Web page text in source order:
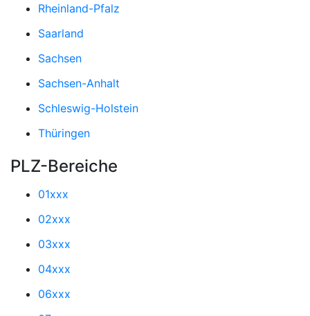
Rheinland-Pfalz
Saarland
Sachsen
Sachsen-Anhalt
Schleswig-Holstein
Thüringen
PLZ-Bereiche
01xxx
02xxx
03xxx
04xxx
06xxx